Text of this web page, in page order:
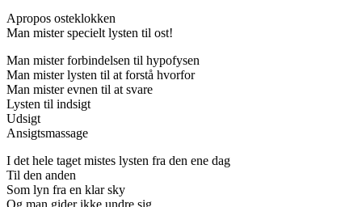
Apropos osteklokken
Man mister specielt lysten til ost!
Man mister forbindelsen til hypofysen
Man mister lysten til at forstå hvorfor
Man mister evnen til at svare
Lysten til indsigt
Udsigt
Ansigtsmassage
I det hele taget mistes lysten fra den ene dag
Til den anden
Som lyn fra en klar sky
Og man gider ikke undre sig